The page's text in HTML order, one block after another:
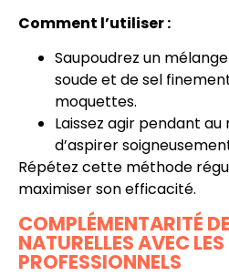
Comment l’utiliser :
Saupoudrez un
soude et de sel
moquettes.
Laissez agir pendant
d’aspirer
Répétez cette méthode
maximiser son efficacité.
COMPLÉMENTARITÉ
NATURELLES AVEC
PROFESSIONNELS